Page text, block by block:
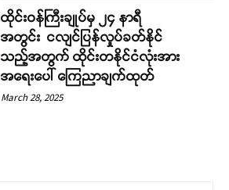
ထိုင်းဝန်ကြီးချုပ်မှ ၂၄ နာရီ
အတွင်း ငလျင်ပြန်လှုပ်ခတ်နိုင်
သည့်အတွက် ထိုင်းတနိုင်ငံလုံးအား
အရေးပေါ် ကြေညာချက်ထုတ်
March 28, 2025